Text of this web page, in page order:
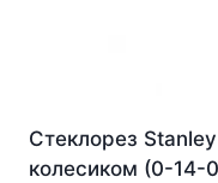
Стеклорез
колесиком (0-14-